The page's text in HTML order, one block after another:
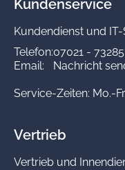
Kundenservice
Kundendienst und
Telefon:07021 -
Email:
Nachricht
Service-Zeiten: Mo.-
Vertrieb
Vertrieb und